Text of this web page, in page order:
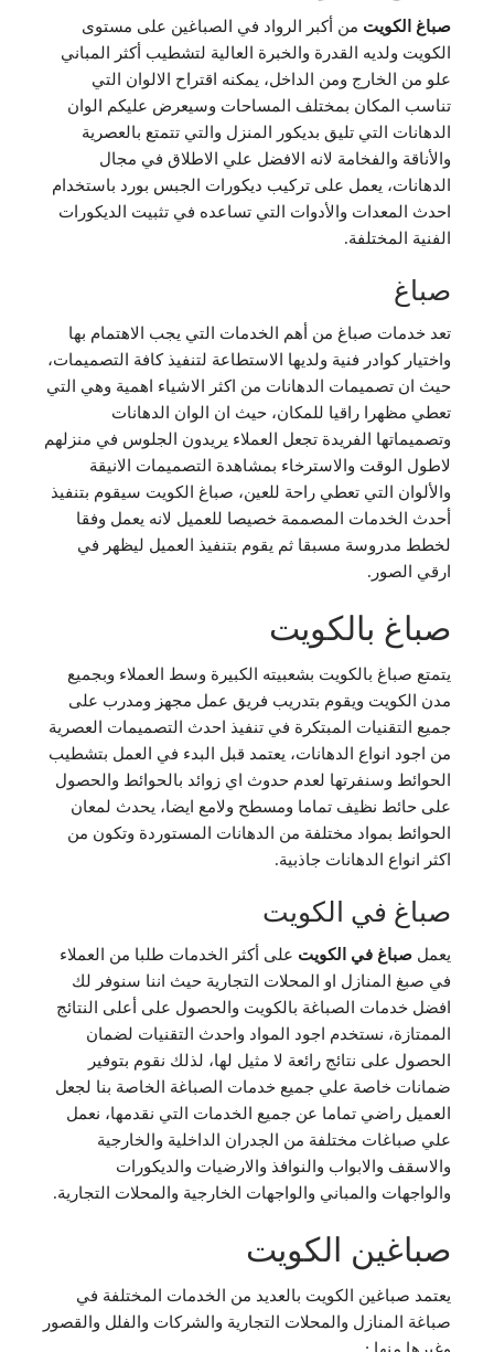
صباغ الكويت من أكبر الرواد في الصباغين على مستوى
الكويت ولديه القدرة والخبرة العالية لتشطيب أكثر المباني
علو من الخارج ومن الداخل، يمكنه اقتراح الالوان التي
تناسب المكان بمختلف المساحات وسيعرض عليكم الوان
الدهانات التي تليق بديكور المنزل والتي تتمتع بالعصرية
والأناقة والفخامة لانه الافضل علي الاطلاق في مجال
الدهانات، يعمل على تركيب ديكورات الجبس بورد باستخدام
احدث المعدات والأدوات التي تساعده في تثبيت الديكورات
الفنية المختلفة.
صباغ
تعد خدمات صباغ من أهم الخدمات التي يجب الاهتمام بها
واختيار كوادر فنية ولديها الاستطاعة لتنفيذ كافة التصميمات،
حيث ان تصميمات الدهانات من اكثر الاشياء اهمية وهي التي
تعطي مظهرا راقيا للمكان، حيث ان الوان الدهانات
وتصميماتها الفريدة تجعل العملاء يريدون الجلوس في منزلهم
لاطول الوقت والاسترخاء بمشاهدة التصميمات الانيقة
والألوان التي تعطي راحة للعين، صباغ الكويت سيقوم بتنفيذ
أحدث الخدمات المصممة خصيصا للعميل لانه يعمل وفقا
لخطط مدروسة مسبقا ثم يقوم بتنفيذ العميل ليظهر في
ارقي الصور.
صباغ بالكويت
يتمتع صباغ بالكويت بشعبيته الكبيرة وسط العملاء وبجميع
مدن الكويت ويقوم بتدريب فريق عمل مجهز ومدرب على
جميع التقنيات المبتكرة في تنفيذ احدث التصميمات العصرية
من اجود انواع الدهانات، يعتمد قبل البدء في العمل بتشطيب
الحوائط وسنفرتها لعدم حدوث اي زوائد بالحوائط والحصول
على حائط نظيف تماما ومسطح ولامع ايضا، يحدث لمعان
الحوائط بمواد مختلفة من الدهانات المستوردة وتكون من
اكثر انواع الدهانات جاذبية.
صباغ في الكويت
يعمل صباغ في الكويت على أكثر الخدمات طلبا من العملاء
في صبغ المنازل او المحلات التجارية حيث اننا سنوفر لك
افضل خدمات الصباغة بالكويت والحصول على أعلى النتائج
الممتازة، نستخدم اجود المواد واحدث التقنيات لضمان
الحصول على نتائج رائعة لا مثيل لها، لذلك نقوم بتوفير
ضمانات خاصة علي جميع خدمات الصباغة الخاصة بنا لجعل
العميل راضي تماما عن جميع الخدمات التي نقدمها، نعمل
علي صباغات مختلفة من الجدران الداخلية والخارجية
والاسقف والابواب والنوافذ والارضيات والديكورات
والواجهات والمباني والواجهات الخارجية والمحلات التجارية.
صباغين الكويت
يعتمد صباغين الكويت بالعديد من الخدمات المختلفة في
صباغة المنازل والمحلات التجارية والشركات والفلل والقصور
وغيرها منها :